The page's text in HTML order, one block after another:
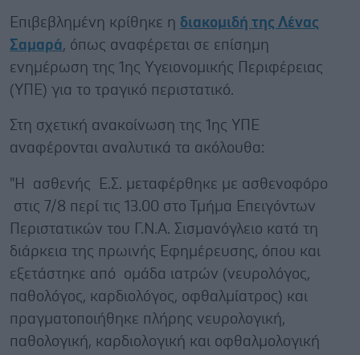
Επιβεβλημένη κρίθηκε η διακομιδή της Λένας
Σαμαρά, όπως αναφέρεται σε επίσημη
ενημέρωση της 1ης Υγειονομικής Περιφέρειας
(ΥΠΕ) για το τραγικό περιστατικό.
Στη σχετική ανακοίνωση της 1ης ΥΠΕ
αναφέρονται αναλυτικά τα ακόλουθα:
"Η ασθενής Ε.Σ. μεταφέρθηκε με ασθενοφόρο
στις 7/8 περί τις 13.00 στο Τμήμα Επειγόντων
Περιστατικών του Γ.Ν.Α. Σισμανόγλειο κατά τη
διάρκεια της πρωινής Εφημέρευσης, όπου και
εξετάστηκε από ομάδα ιατρών (νευρολόγος,
παθολόγος, καρδιολόγος, οφθαλμίατρος) και
πραγματοποιήθηκε πλήρης νευρολογική,
παθολογική, καρδιολογική και οφθαλμολογική